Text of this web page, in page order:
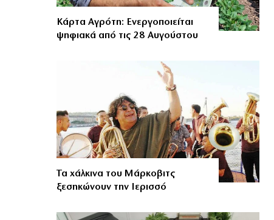
Κάρτα Αγρότη: Ενεργοποιείται
ψηφιακά από τις 28 Αυγούστου
Τα χάλκινα του Μάρκοβιτς
ξεσηκώνουν την Ιερισσό